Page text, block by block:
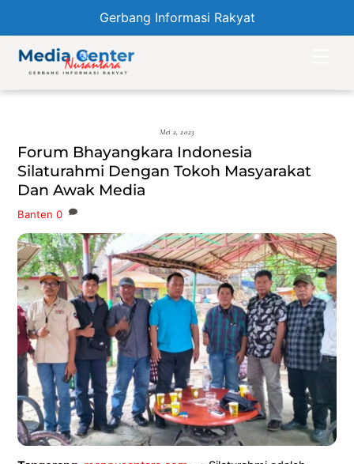
Gerbang Informasi Rakyat
content
Mei 2, 2023
Forum Bhayangkara Indonesia
Silaturahmi Dengan Tokoh Masyarakat
Dan Awak Media
Banten 0